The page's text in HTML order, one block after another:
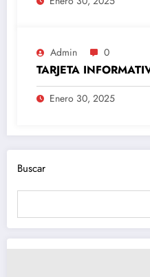
Admin 0
TARJETA
Enero 30, 2025
Buscar